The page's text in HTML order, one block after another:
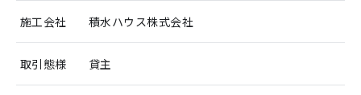
施工会社 積水ハウス株式会社
取引態様 貸主